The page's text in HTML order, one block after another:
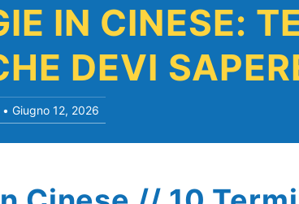
IN CINESE:
DEVI
Giugno 12, 2026